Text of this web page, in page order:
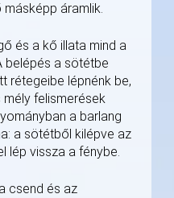
áramlik.
és a kő illata mind a
belépés a sötétbe
rétegeibe lépnénk be,
felismerések
a barlang
a sötétből kilépve az
lép vissza a fénybe.
csend és az